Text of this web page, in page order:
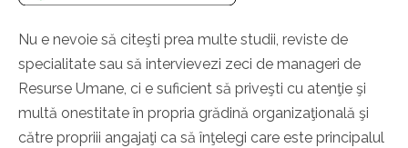
Nu e nevoie să citeşti prea multe studii, reviste de
specialitate sau să intervievezi zeci de manageri de
Resurse Umane, ci e suficient să priveşti cu atenţie şi
multă onestitate în propria grădină organizaţională şi
către propriii angajaţi ca să înţelegi care este principalul